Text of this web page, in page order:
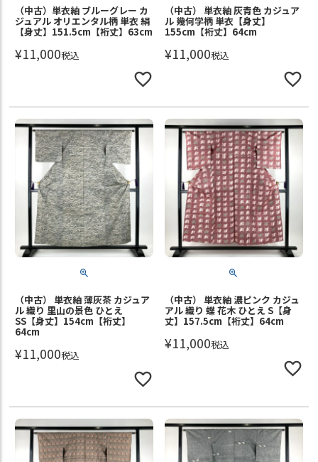
（中古）単衣紬 ブルーグレー カ
ジュアル オリエンタル柄 単衣 絹
【身丈】151.5cm【裄丈】63cm
¥11,000税込
（中古） 単衣紬 灰青色 カジュア
ル 幾何学柄 単衣【身丈】
155cm【裄丈】64cm
¥11,000税込
（中古） 単衣紬 薄灰茶 カジュア
ル 織り 里山の景色 ひとえ
SS【身丈】154cm【裄丈】
64cm
¥11,000税込
（中古） 単衣紬 濃ピンク カジュ
アル 織り 蝶 花木 ひとえ S【身
丈】157.5cm【裄丈】64cm
¥11,000税込